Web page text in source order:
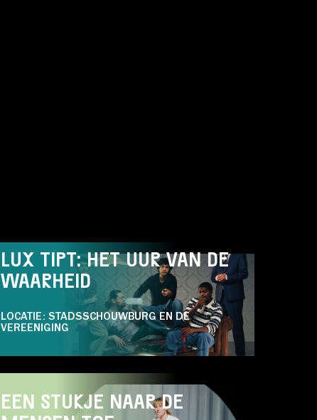
LUX TIPT: HET UUR VAN DE
WAARHEID
LOCATIE: STADSSCHOUWBURG EN DE
VEREENIGING
EEN STUKJE NAAR DE